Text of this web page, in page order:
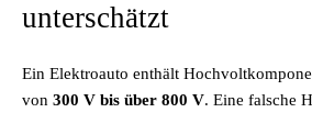
unterschätzt
Ein Elektroauto enthält
von 300 V bis über 800 V. Eine falsche